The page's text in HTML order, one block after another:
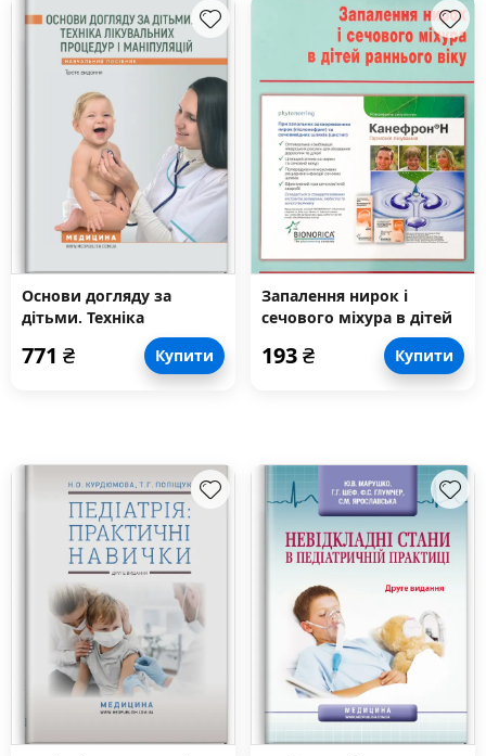
Основи догляду за
дітьми. Техніка
лікувальних процедур і
маніпуляцій:
навчальний посібник
771 ₴ Купити
Запалення нирок і
сечового міхура в дітей
193₴ Купити